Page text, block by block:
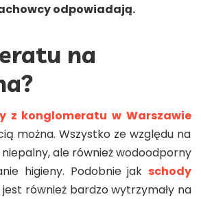
odpowiadają.
na
z konglomeratu w Warszawie
można. Wszystko ze względu na
ale również wodoodporny
higieny. Podobnie jak schody
również bardzo wytrzymały na